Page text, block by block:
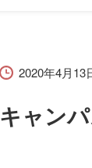
2020年4月13
キャン